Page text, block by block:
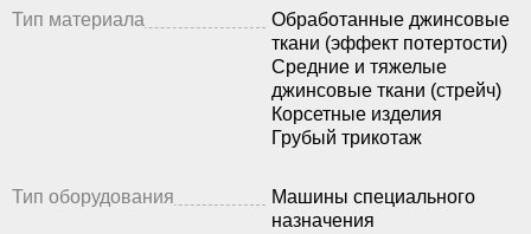
Тип материала
Обработанные джинсовые
ткани (эффект потертости)
Средние и тяжелые
джинсовые ткани (стрейч)
Корсетные изделия
Грубый трикотаж
Тип оборудования
Машины специального
назначения